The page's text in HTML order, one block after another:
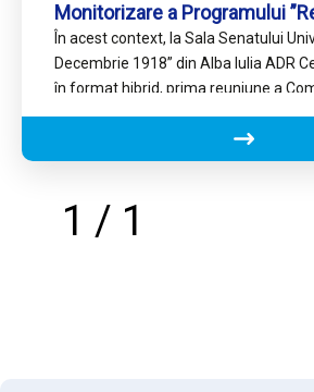
Monitorizare a Programului
Centru” 2021-2027
În acest context, la Sala Senatului
Decembrie 1918” din Alba Iulia ADR
în format hibrid, prima reuniune a
1 / 1